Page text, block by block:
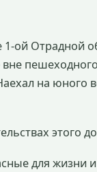
ой Отрадной
на юного
этого
для жизни